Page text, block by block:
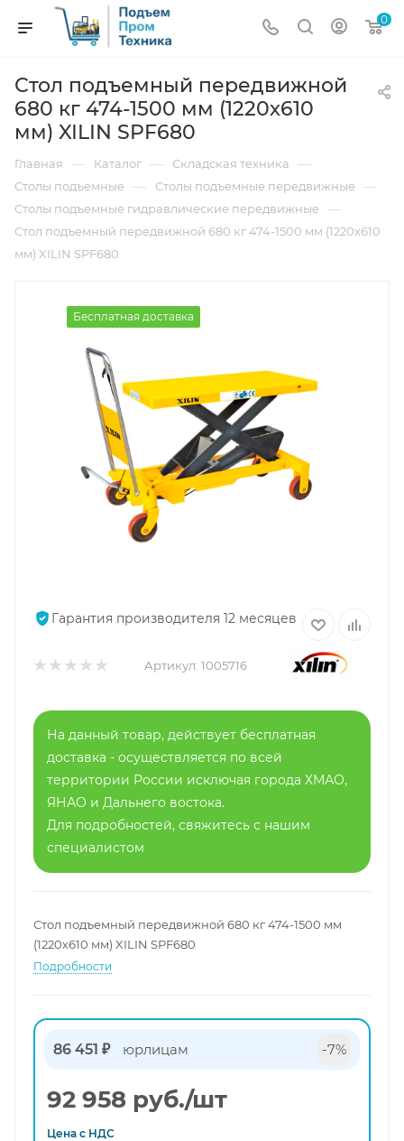
0
Стол подъемный передвижной
680 кг 474-1500 мм (1220х610
мм) XILIN SPF680
Главная — Каталог — Складская техника —
Столы подъемные — Столы подъемные передвижные —
Столы подъемные гидравлические передвижные —
Стол подъемный передвижной 680 кг 474-1500 мм (1220х610
мм) XILIN SPF680
Бесплатная доставка
Гарантия производителя 12 месяцев
Артикул: 1005716
На данный товар, действует бесплатная
доставка - осуществляется по всей
территории России исключая города ХМАО,
ЯНАО и Дальнего востока.
Для подробностей, свяжитесь с нашим
специалистом
Стол подъемный передвижной 680 кг 474-1500 мм
(1220х610 мм) XILIN SPF680
Подробности
86 451 ₽ юрлицам -7%
92 958 руб./шт
Цена с НДС